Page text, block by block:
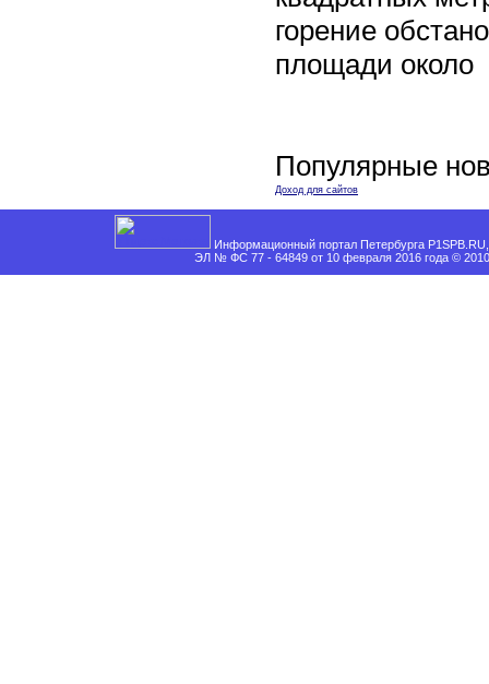
горение
площади около
Популярные
Доход для сайтов
Информационный портал Петербурга
ЭЛ № ФС 77 - 64849 от 10 февраля 2016 года ©